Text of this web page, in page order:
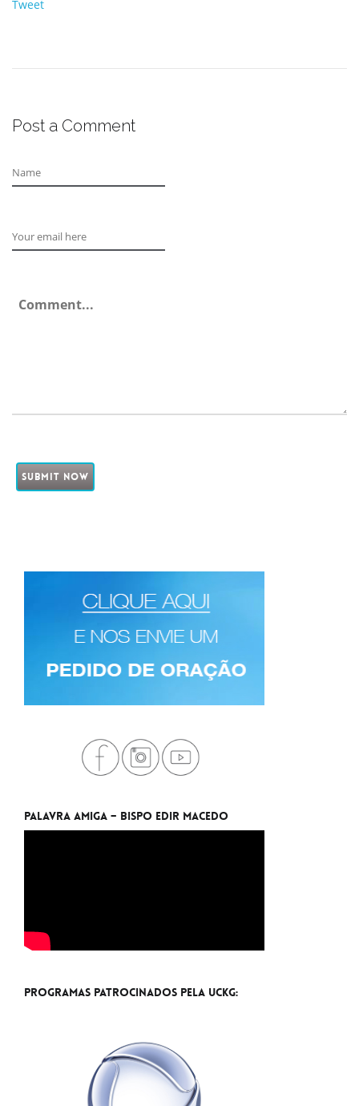
Tweet
Post a Comment
Palavra Amiga – Bispo Edir Macedo
Programas Patrocinados pela UCKG: